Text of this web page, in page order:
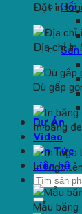
Gối
Sản
Dự Án
Video
Tin Tức
Liên hệ
Search
for:
Đặt in
Địa chỉ in
Dù gấp
In băng
In logo
Mẫu